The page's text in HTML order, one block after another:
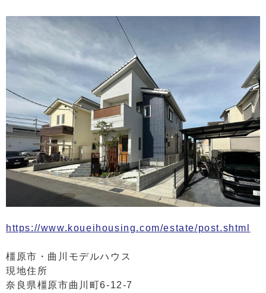
https://www.koueihousing.com/estate/post.shtml
橿原市・曲川モデルハウス
現地住所
奈良県橿原市曲川町6-12-7